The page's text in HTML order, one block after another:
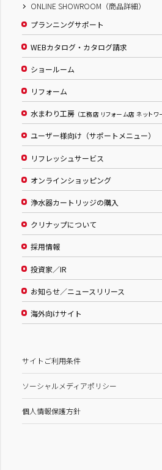
ONLINE SHOWROOM（商品詳細）
プランニングサポート
WEBカタログ・カタログ請求
ショールーム
リフォーム
水まわり工房 （工務店 リフォーム店 ネットワ
ユーザー様向け（サポートメニュー）
リフレッシュサービス
オンラインショッピング
浄水器カートリッジの購入
クリナップについて
採用情報
投資家／IR
お知らせ／ニュースリリース
海外向けサイト
サイトご利用条件
ソーシャルメディアポリシー
個人情報保護方針